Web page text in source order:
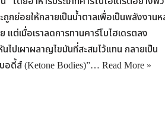
ถูกย่อยให้กลายเป็นน้ำตาลเพื่อเป็นพลังงาน
แต่เมื่อเราลดการทานคาร์โบไฮเดรตลง
นไปเผาผลาญไขมันที่สะสมไว้แทน กลายเป็น
อดี้ส์ (Ketone Bodies)”… Read More »